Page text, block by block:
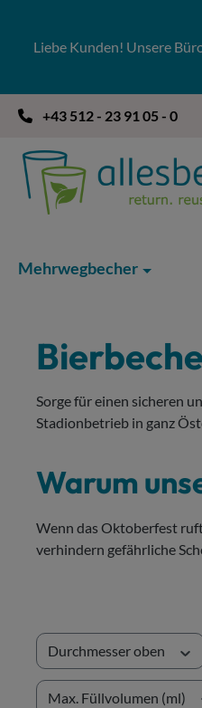
Liebe Kunden! Unsere
+43 512 - 23 91 05 - 0
Mehrwegbecher
Sorge für einen sicheren
Stadionbetrieb in ganz
Warum
Wenn das Oktoberfest
verhindern gefährliche
Durchmesser oben
Max. Füllvolumen (ml)